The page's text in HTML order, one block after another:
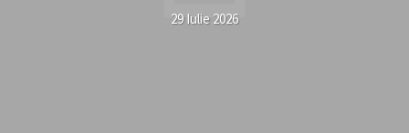
29 Iulie 2026